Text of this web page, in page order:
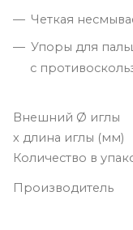
Четкая
Упоры для
с
Внешний Ø иглы
х длина иглы (мм)
Количество в
Производитель